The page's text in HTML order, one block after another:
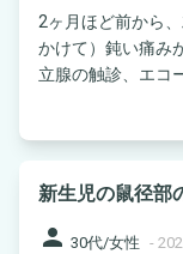
2ヶ月ほど前から
かけて）鈍い痛み
立腺の触診、エコ
新生児の鼠径部
person 30代/女性 -